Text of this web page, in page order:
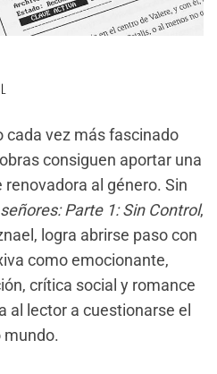
cada vez más fascinado
consiguen aportar una
al género. Sin
Parte 1: Sin Control,
logra abrirse paso con
como emocionante,
crítica social y romance
al lector a cuestionarse el